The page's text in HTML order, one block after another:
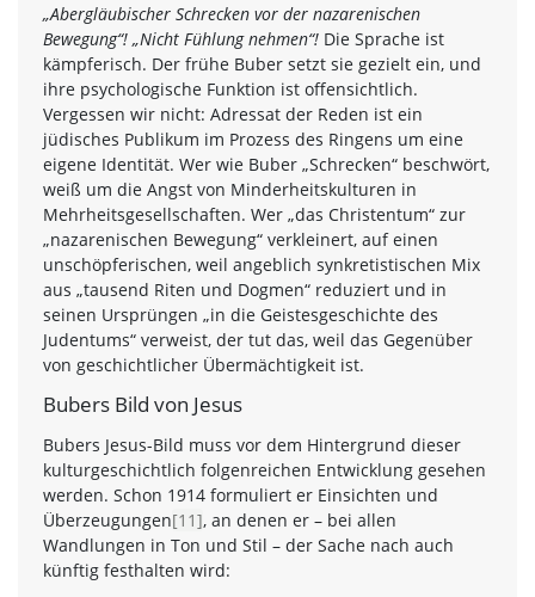
„Abergläubischer Schrecken vor der nazarenischen
Bewegung“! „Nicht Fühlung nehmen“! Die Sprache ist
kämpferisch. Der frühe Buber setzt sie gezielt ein, und
ihre psychologische Funktion ist offensichtlich.
Vergessen wir nicht: Adressat der Reden ist ein
jüdisches Publikum im Prozess des Ringens um eine
eigene Identität. Wer wie Buber „Schrecken“ beschwört,
weiß um die Angst von Minderheitskulturen in
Mehrheitsgesellschaften. Wer „das Christentum“ zur
„nazarenischen Bewegung“ verkleinert, auf einen
unschöpferischen, weil angeblich synkretistischen Mix
aus „tausend Riten und Dogmen“ reduziert und in
seinen Ursprüngen „in die Geistesgeschichte des
Judentums“ verweist, der tut das, weil das Gegenüber
von geschichtlicher Übermächtigkeit ist.
Bubers Bild von Jesus
Bubers Jesus-Bild muss vor dem Hintergrund dieser
kulturgeschichtlich folgenreichen Entwicklung gesehen
werden. Schon 1914 formuliert er Einsichten und
Überzeugungen[11], an denen er – bei allen
Wandlungen in Ton und Stil – der Sache nach auch
künftig festhalten wird: